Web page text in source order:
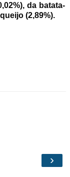
da batata-
(2,89%).
›